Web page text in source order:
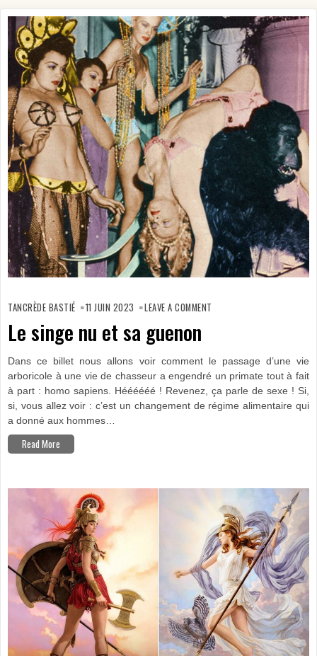
TANCRÈDE BASTIÉ 11 JUIN 2023 LEAVE A COMMENT
Le singe nu et sa guenon
Dans ce billet nous allons voir comment le passage d’une vie
arboricole à une vie de chasseur a engendré un primate tout à fait
à part : homo sapiens. Héééééé ! Revenez, ça parle de sexe ! Si,
si, vous allez voir : c’est un changement de régime alimentaire qui
a donné aux hommes…
Read More